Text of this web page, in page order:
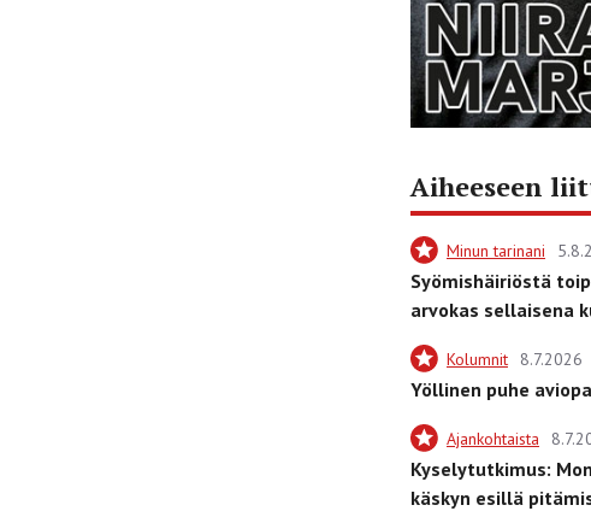
Aiheeseen
Minun tarinani
Syömishäiriöstä
arvokas sellaisena
Kolumnit 8.7.2026
Yöllinen puhe
Ajankohtaista
Kyselytutkimus:
käskyn esillä